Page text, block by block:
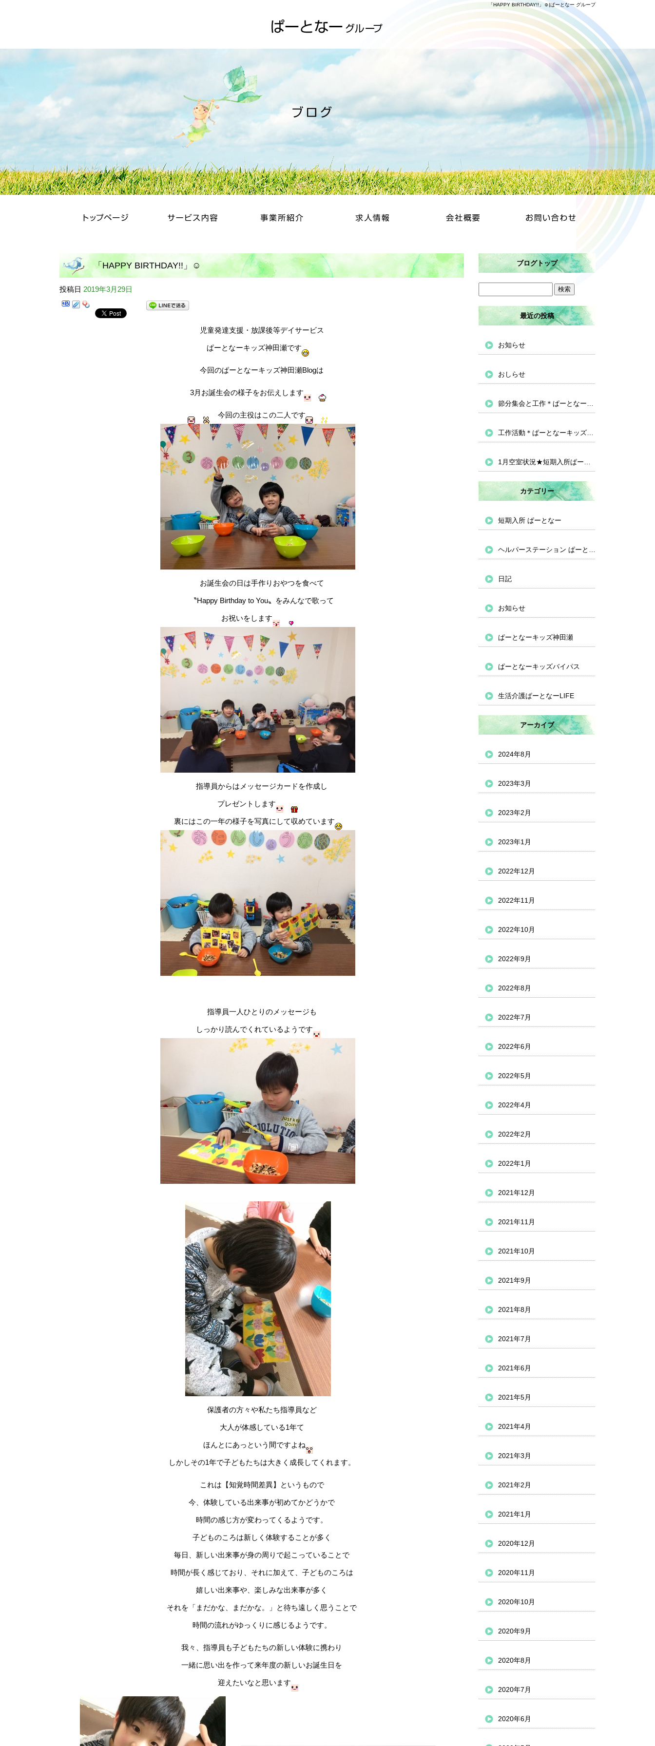
「HAPPY BIRTHDAY!!」☺|ぱーとなー グループ
「HAPPY BIRTHDAY!!」☺
投稿日 2019年3月29日
児童発達支援・放課後等デイサービス
ぱーとなーキッズ神田瀬です
今回のぱーとなーキッズ神田瀬Blogは
3月お誕生会の様子をお伝えします
今回の主役はこの二人です
お誕生会の日は手作りおやつを食べて
〝Happy Birthday to You〟をみんなで歌って
お祝いをします
指導員からはメッセージカードを作成し
プレゼントします
裏にはこの一年の様子を写真にして収めています
指導員一人ひとりのメッセージも
しっかり読んでくれているようです
保護者の方々や私たち指導員など
大人が体感している1年て
ほんとにあっという間ですよね
しかしその1年で子どもたちは大きく成長してくれます。
これは【知覚時間差異】というもので
今、体験している出来事が初めてかどうかで
時間の感じ方が変わってくるようです。
子どものころは新しく体験することが多く
毎日、新しい出来事が身の周りで起こっていることで
時間が長く感じており、それに加えて、子どものころは
嬉しい出来事や、楽しみな出来事が多く
それを「まだかな、まだかな。」と待ち遠しく思うことで
時間の流れがゆっくりに感じるようです。
我々、指導員も子どもたちの新しい体験に携わり
一緒に思い出を作って来年度の新しいお誕生日を
迎えたいなと思います
ブログトップ
最近の投稿
お知らせ
おしらせ
カテゴリー
短期入所 ぱーとなー
日記
お知らせ
ぱーとなーキッズ神田瀬
ぱーとなーキッズバイパス
生活介護ぱーとなーLIFE
アーカイブ
2024年8月
2023年3月
2023年2月
2023年1月
2022年12月
2022年11月
2022年10月
2022年9月
2022年8月
2022年7月
2022年6月
2022年5月
2022年4月
2022年2月
2022年1月
2021年12月
2021年11月
2021年10月
2021年9月
2021年8月
2021年7月
2021年6月
2021年5月
2021年4月
2021年3月
2021年2月
2021年1月
2020年12月
2020年11月
2020年10月
2020年9月
2020年8月
2020年7月
2020年6月